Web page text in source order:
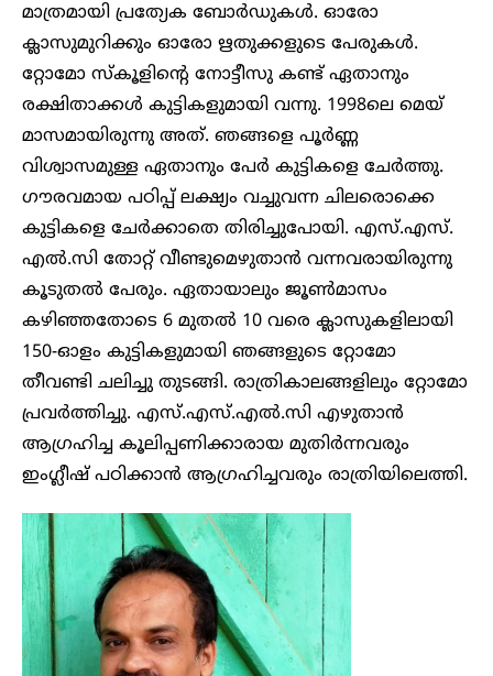
മാത്രമായി പ്രത്യേക ബോർഡുകൾ. ഓരോ
ക്ലാസുമുറിക്കും ഓരോ ഋതുക്കളുടെ പേരുകൾ.
റ്റോമോ സ്കൂളിന്റെ നോട്ടീസു കണ്ട് ഏതാനും
രക്ഷിതാക്കൾ കുട്ടികളുമായി വന്നു. 1998ലെ മെയ്
മാസമായിരുന്നു അത്. ഞങ്ങളെ പൂർണ്ണ
വിശ്വാസമുള്ള ഏതാനും പേർ കുട്ടികളെ ചേർത്തു.
ഗൗരവമായ പഠിപ്പ് ലക്ഷ്യം വച്ചുവന്ന ചിലരൊക്കെ
കുട്ടികളെ ചേർക്കാതെ തിരിച്ചുപോയി. എസ്.എസ്.
എൽ.സി തോറ്റ് വീണ്ടുമെഴുതാൻ വന്നവരായിരുന്നു
കൂടുതൽ പേരും. ഏതായാലും ജൂൺമാസം
കഴിഞ്ഞതോടെ 6 മുതൽ 10 വരെ ക്ലാസുകളിലായി
150-ഓളം കുട്ടികളുമായി ഞങ്ങളുടെ റ്റോമോ
തീവണ്ടി ചലിച്ചു തുടങ്ങി. രാത്രികാലങ്ങളിലും റ്റോമോ
പ്രവർത്തിച്ചു. എസ്.എസ്.എൽ.സി എഴുതാൻ
ആഗ്രഹിച്ച കൂലിപ്പണിക്കാരായ മുതിർന്നവരും
ഇംഗ്ലീഷ് പഠിക്കാൻ ആഗ്രഹിച്ചവരും രാത്രിയിലെത്തി.